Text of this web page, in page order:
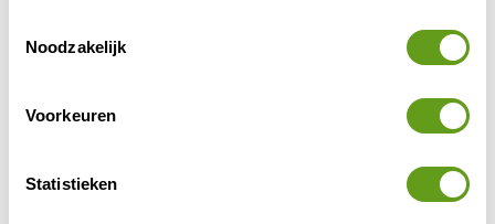
Noodzakelijk
Voorkeuren
Statistieken
mooiste wandelgebieden in Noord-Spanje en...
fietstochten door de ruige natuur van Noord-
Thailand. Van rustige ritten door de rijstvelden